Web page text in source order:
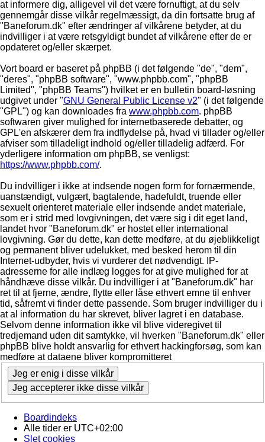
at informere dig, alligevel vil det være fornuftigt, at du selv
gennemgår disse vilkår regelmæssigt, da din fortsatte brug af
"Baneforum.dk" efter ændringer af vilkårene betyder, at du
indvilliger i at være retsgyldigt bundet af vilkårene efter de er
opdateret og/eller skærpet.
Vort board er baseret på phpBB (i det følgende "de", "dem",
"deres", "phpBB software", "www.phpbb.com", "phpBB
Limited", "phpBB Teams") hvilket er en bulletin board-løsning
udgivet under "GNU General Public License v2" (i det følgende
"GPL") og kan downloades fra www.phpbb.com. phpBB
softwaren giver mulighed for internetbaserede debatter, og
GPL'en afskærer dem fra indflydelse på, hvad vi tillader og/eller
afviser som tilladeligt indhold og/eller tilladelig adfærd. For
yderligere information om phpBB, se venligst:
https://www.phpbb.com/.
Du indvilliger i ikke at indsende nogen form for fornærmende,
uanstændigt, vulgært, bagtalende, hadefuldt, truende eller
sexuelt orienteret materiale eller indsende andet materiale,
som er i strid med lovgivningen, det være sig i dit eget land,
landet hvor "Baneforum.dk" er hostet eller international
lovgivning. Gør du dette, kan dette medføre, at du øjeblikkeligt
og permanent bliver udelukket, med besked herom til din
Internet-udbyder, hvis vi vurderer det nødvendigt. IP-
adresserne for alle indlæg logges for at give mulighed for at
håndhæve disse vilkår. Du indvilliger i at "Baneforum.dk" har
ret til at fjerne, ændre, flytte eller låse ethvert emne til enhver
tid, såfremt vi finder dette passende. Som bruger indvilliger du i
at al information du har skrevet, bliver lagret i en database.
Selvom denne information ikke vil blive videregivet til
tredjemand uden dit samtykke, vil hverken "Baneforum.dk" eller
phpBB blive holdt ansvarlig for ethvert hackingforsøg, som kan
medføre at dataene bliver kompromitteret
Boardindeks
Alle tider er UTC+02:00
Slet cookies